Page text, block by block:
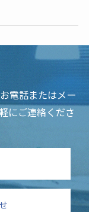
電話またはメー
にご連絡くださ